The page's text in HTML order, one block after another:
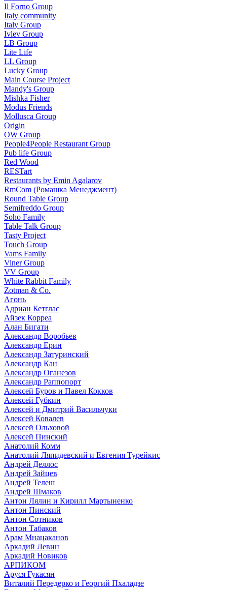
Il Forno Group
Italy community
Italy Group
Ivlev Group
LB Group
Lite Life
LL Group
Lucky Group
Main Course Project
Mandy's Group
Mishka Fisher
Modus Friends
Mollusca Group
Origin
OW Group
People4People Restaurant Group
Pub life Group
Red Wood
RESTart
Restaurants by Emin Agalarov
RmCom (Ромашка Менеджмент)
Round Table Group
Semifreddo Group
Soho Family
Table Talk Group
Tasty Project
Touch Group
Vams Family
Viner Group
VV Group
White Rabbit Family
Zotman & Co.
Агонь
Адриан Кетглас
Айзек Корреа
Алан Бигати
Александр Воробьев
Александр Ерин
Александр Затуринский
Александр Кан
Александр Оганезов
Александр Раппопорт
Алексей Буров и Павел Кокков
Алексей Губкин
Алексей и Дмитрий Васильчуки
Алексей Ковалев
Алексей Ольховой
Алексей Пинский
Анатолий Комм
Анатолий Ляпидевский и Евгения Турейкис
Андрей Деллос
Андрей Зайцев
Андрей Телеш
Андрей Шмаков
Антон Лялин и Кирилл Мартыненко
Антон Пинский
Антон Сотников
Антон Табаков
Арам Мнацаканов
Аркадий Левин
Аркадий Новиков
АРПИКОМ
Аруся Гукасян
Виталий Передерко и Георгий Пхаладзе